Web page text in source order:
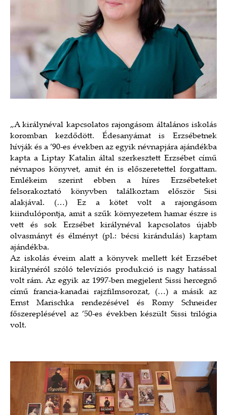
„A királynéval kapcsolatos rajongásom általános iskolás
koromban kezdődött. Édesanyámat is Erzsébetnek
hívják és a ’90-es években az egyik névnapjára ajándékba
kapta a Liptay Katalin által szerkesztett Erzsébet című
névnapos könyvet, amit én is előszeretettel forgattam.
Emlékeim szerint ebben a híres Erzsébeteket
felsorakoztató könyvben találkoztam először Sisi
alakjával. (…) Ez a kötet volt a rajongásom
kiindulópontja, amit a szűk környezetem hamar észre is
vett és sok Erzsébet királynéval kapcsolatos újabb
olvasmányt és élményt (pl.: bécsi kirándulás) kaptam
ajándékba.
Az iskolás éveim alatt a könyvek mellett két Erzsébet
királynéról szóló televíziós produkció is nagy hatással
volt rám. Az egyik az 1997-ben megjelent Sissi hercegnő
című francia-kanadai rajzfilmsorozat, (…) a másik az
Ernst Marischka rendezésével és Romy Schneider
főszereplésével az ’50-es években készült Sissi trilógia
volt.